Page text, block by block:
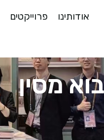
אודותינו פרוייקטים
מסין